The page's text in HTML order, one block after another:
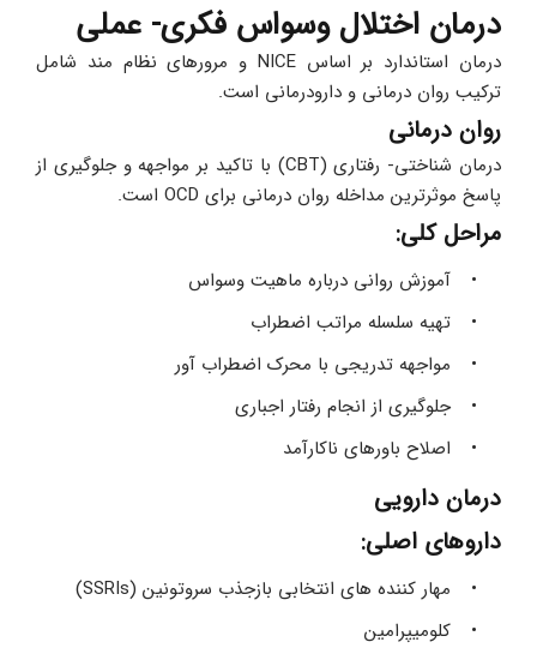
درمان اختلال وسواس فکری- عملی
ترکیب روان درمانی و دارودرمانی است.
روان درمانی
پاسخ موثرترین مداخله روان درمانی برای OCD است.
مراحل کلی:
آموزش روانی درباره ماهیت وسواس
تهیه سلسله مراتب اضطراب
مواجهه تدریجی با محرک اضطراب آور
جلوگیری از انجام رفتار اجباری
اصلاح باورهای ناکارآمد
درمان دارویی
داروهای اصلی:
مهار کننده های انتخابی بازجذب سروتونین (SSRIs)
کلومیپرامین